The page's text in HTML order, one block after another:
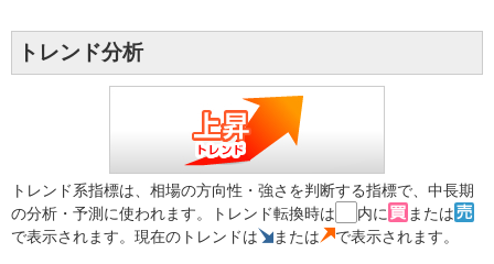
トレンド分析
トレンド系指標は、相場の方向性・強さを判断する指標で、中長期
の分析・予測に使われます。トレンド転換時は
内に
または
で表示されます。現在のトレンドは
または で表示されます。